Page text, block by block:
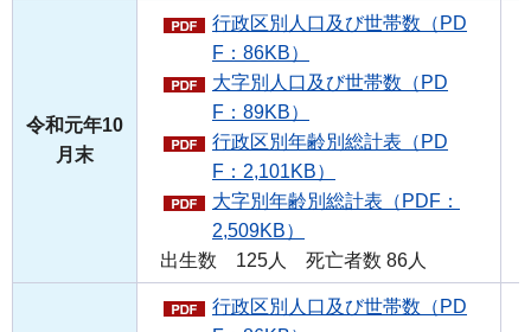
令和元年10
月末
行政区別人口及び世帯数（PD
F：86KB）
大字別人口及び世帯数（PD
F：89KB）
行政区別年齢別総計表（PD
F：2,101KB）
大字別年齢別総計表（PDF：
2,509KB）
出生数 125人 死亡者数 86人
行政区別人口及び世帯数（PD